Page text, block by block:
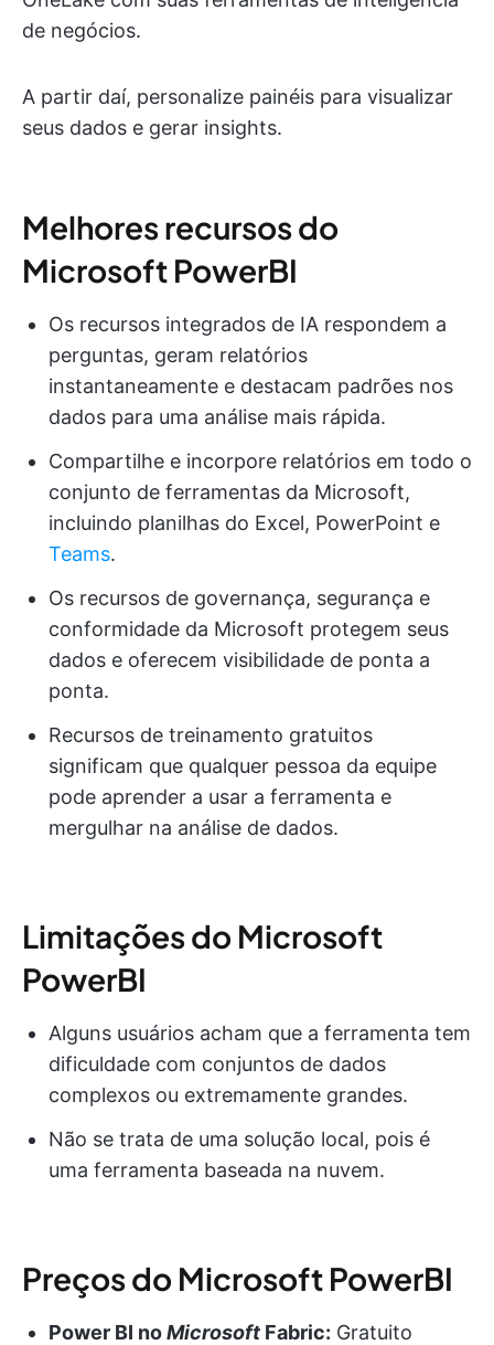
de negócios.
A partir daí, personalize painéis para visualizar
seus dados e gerar insights.
Melhores recursos do
Microsoft PowerBI
Os recursos integrados de IA respondem a
perguntas, geram relatórios
instantaneamente e destacam padrões nos
dados para uma análise mais rápida.
Compartilhe e incorpore relatórios em todo o
conjunto de ferramentas da Microsoft,
incluindo planilhas do Excel, PowerPoint e
Teams.
Os recursos de governança, segurança e
conformidade da Microsoft protegem seus
dados e oferecem visibilidade de ponta a
ponta.
Recursos de treinamento gratuitos
significam que qualquer pessoa da equipe
pode aprender a usar a ferramenta e
mergulhar na análise de dados.
Limitações do Microsoft
PowerBI
Alguns usuários acham que a ferramenta tem
dificuldade com conjuntos de dados
complexos ou extremamente grandes.
Não se trata de uma solução local, pois é
uma ferramenta baseada na nuvem.
Preços do Microsoft PowerBI
Power BI noMicrosoft Fabric: Gratuito